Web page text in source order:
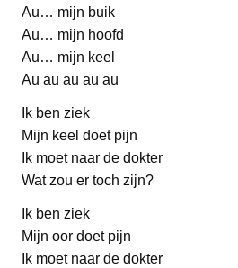
Au… mijn buik
Au… mijn hoofd
Au… mijn keel
Au au au au au
Ik ben ziek
Mijn keel doet pijn
Ik moet naar de dokter
Wat zou er toch zijn?
Ik ben ziek
Mijn oor doet pijn
Ik moet naar de dokter